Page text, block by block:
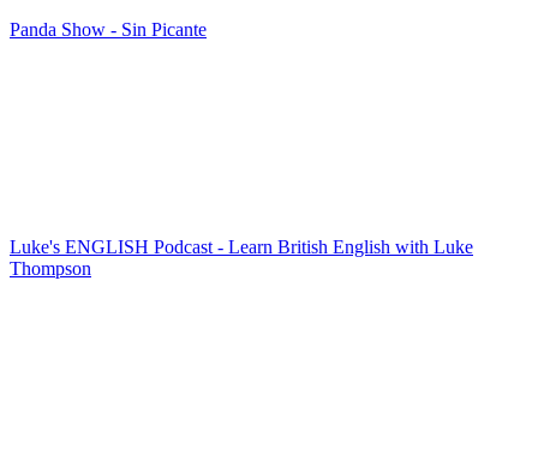
Panda Show - Sin Picante
Luke's ENGLISH Podcast - Learn British English with Luke
Thompson